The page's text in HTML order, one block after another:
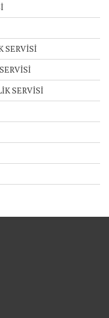
SERVİSİ
SERVİSİ